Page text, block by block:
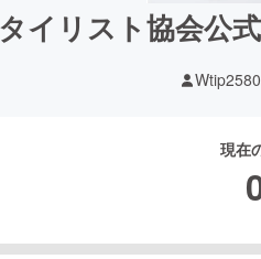
イリスト協会公
Wtip2580
現在